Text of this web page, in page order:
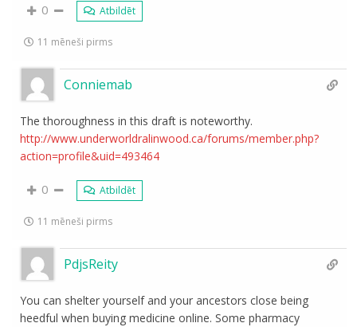
0 Atbildēt
11 mēneši pirms
Conniemab
The thoroughness in this draft is noteworthy.
http://www.underworldralinwood.ca/forums/member.php?
action=profile&uid=493464
0 Atbildēt
11 mēneši pirms
PdjsReity
You can shelter yourself and your ancestors close being
heedful when buying medicine online. Some pharmacy